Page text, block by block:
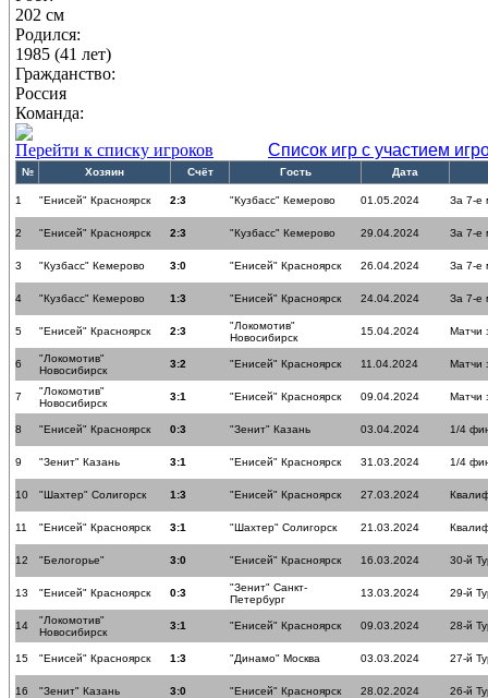
202 см
Родился:
1985 (41 лет)
Гражданство:
Россия
Команда:
Перейти к списку игроков
Список игр с участием
№ Хозяин Счёт Гость Дата
1 "Енисей" Красноярск 2:3 "Кузбасс" Кемерово 01.05.2024 За 7-е
2 "Енисей" Красноярск 2:3 "Кузбасс" Кемерово 29.04.2024 За 7-е
3 "Кузбасс" Кемерово 3:0 "Енисей" Красноярск 26.04.2024 За 7-е
4 "Кузбасс" Кемерово 1:3 "Енисей" Красноярск 24.04.2024 За 7-е
5 "Енисей" Красноярск 2:3
"Локомотив"
Новосибирск
15.04.2024 Матчи
6
"Локомотив"
Новосибирск
3:2 "Енисей" Красноярск 11.04.2024 Матчи
7
"Локомотив"
Новосибирск
3:1 "Енисей" Красноярск 09.04.2024 Матчи
8 "Енисей" Красноярск 0:3 "Зенит" Казань 03.04.2024 1/4
9 "Зенит" Казань 3:1 "Енисей" Красноярск 31.03.2024 1/4
10 "Шахтер" Солигорск 1:3 "Енисей" Красноярск 27.03.2024
11 "Енисей" Красноярск 3:1 "Шахтер" Солигорск 21.03.2024
12 "Белогорье" 3:0 "Енисей" Красноярск 16.03.2024 30-й
13 "Енисей" Красноярск 0:3
"Зенит" Санкт-
Петербург
13.03.2024 29-й
14
"Локомотив"
Новосибирск
3:1 "Енисей" Красноярск 09.03.2024 28-й
15 "Енисей" Красноярск 1:3 "Динамо" Москва 03.03.2024 27-й
16 "Зенит" Казань 3:0 "Енисей" Красноярск 28.02.2024 26-й